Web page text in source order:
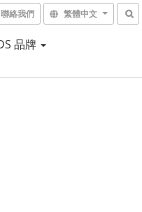
聯絡我們 繁體中文
品牌